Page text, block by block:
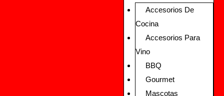
Accesorios De
Cocina
Accesorios Para
Vino
BBQ
Gourmet
Mascotas